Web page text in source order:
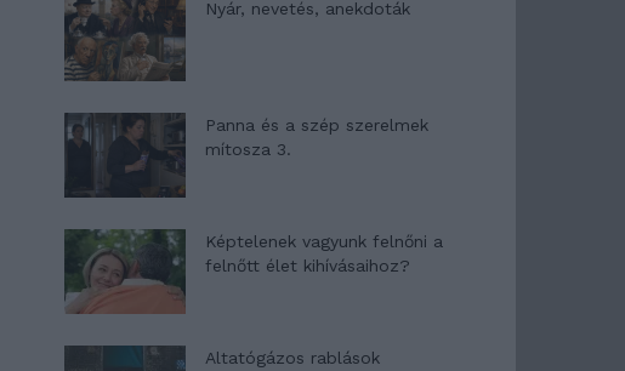
Nyár, nevetés, anekdoták
Panna és a szép szerelmek
mítosza 3.
Képtelenek vagyunk felnőni a
felnőtt élet kihívásaihoz?
Altatógázos rablások